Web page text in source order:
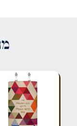
הביקורת שלך*